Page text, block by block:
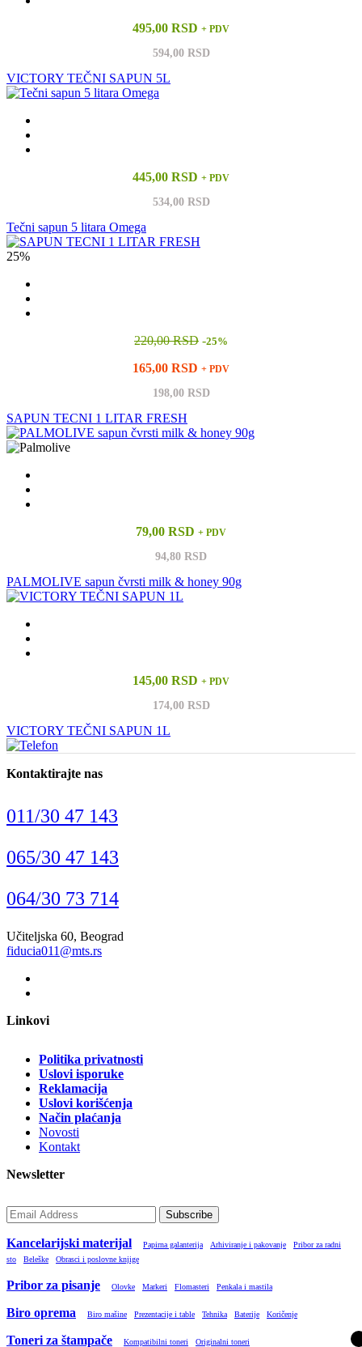
495,00 RSD + PDV
594,00 RSD
VICTORY TEČNI SAPUN 5L
445,00 RSD + PDV
534,00 RSD
Tečni sapun 5 litara Omega
25%
220,00 RSD -25%
165,00 RSD + PDV
198,00 RSD
SAPUN TECNI 1 LITAR FRESH
79,00 RSD + PDV
94,80 RSD
PALMOLIVE sapun čvrsti milk & honey 90g
145,00 RSD + PDV
174,00 RSD
VICTORY TEČNI SAPUN 1L
Kontaktirajte nas
011/30 47 143
065/30 47 143
064/30 73 714
Učiteljska 60, Beograd
fiducia011@mts.rs
Linkovi
Politika privatnosti
Uslovi isporuke
Reklamacija
Uslovi korišćenja
Način plaćanja
Novosti
Kontakt
Newsletter
Subscribe
Kancelarijski materijal Papirna galanterija Arhiviranje i pakovanje
Pribor za radni
sto
Beleške Obrasci i poslovne knjige
Pribor za pisanje Olovke Markeri Flomasteri Penkala i mastila
Biro oprema Biro mašine Prezentacije i table Tehnika Baterije Koričenje
Toneri za štampače Kompatibilni toneri Originalni toneri